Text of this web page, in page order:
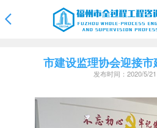
市建设监理协会迎接
发布时间：2020/5/